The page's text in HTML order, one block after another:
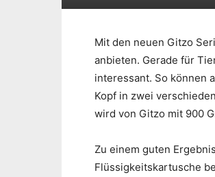
Mit den neuen Gitzo
anbieten. Gerade für
interessant. So können
Kopf in zwei
wird von Gitzo mit 900
Zu einem guten
Flüssigkeitskartusche